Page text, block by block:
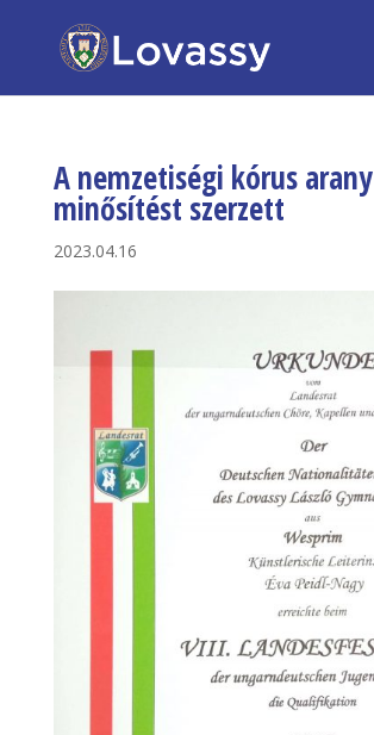
A nemzetiségi kórus arany
minősítést szerzett
2023.04.16